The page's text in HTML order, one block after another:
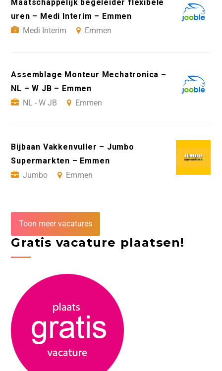
Maatschappelijk begeleider flexibele
uren – Medi Interim – Emmen
Medi Interim
Emmen
Assemblage Monteur Mechatronica –
NL – W JB – Emmen
NL - W JB
Emmen
Bijbaan Vakkenvuller – Jumbo
Supermarkten – Emmen
Jumbo
Emmen
Toon meer vacatures
Gratis vacature plaatsen!